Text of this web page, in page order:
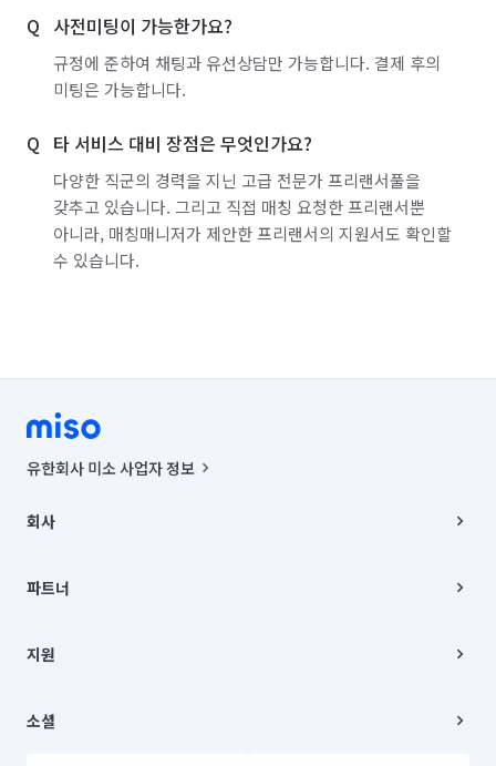
사전미팅이 가능한가요?
규정에 준하여 채팅과 유선상담만 가능합니다. 결제 후의
미팅은 가능합니다.
타 서비스 대비 장점은 무엇인가요?
다양한 직군의 경력을 지닌 고급 전문가 프리랜서풀을
갖추고 있습니다. 그리고 직접 매칭 요청한 프리랜서뿐
아니라, 매칭매니저가 제안한 프리랜서의 지원서도 확인할
수 있습니다.
유한회사 미소 사업자 정보
00019 |
주소 | 본사: 서울특별시 종로구 율곡로 6(중학동, 트윈트리빌딩) B동 5층
컨택센터 : 서울특별시 종로구 수송동 율곡로 24, 7층, 8층 미소
상품, 상품정보, 거래에 관한 의무와 책임은 거래당사자에게 있습니다.
언론 보도 관련 문의:
© 유한회사 미소. Miso, Inc. All Rights Reserved.
회사
채용
파트너
이사
지원
이용약관
소셜